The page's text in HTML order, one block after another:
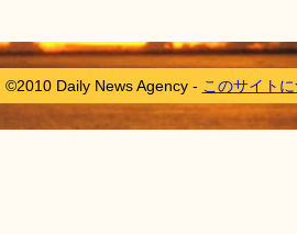
©2010 Daily News Agency - このサイト